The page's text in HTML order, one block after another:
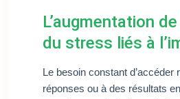
L’augmentation
du stress liés à
Le besoin constant d’accéder
réponses ou à des résultats